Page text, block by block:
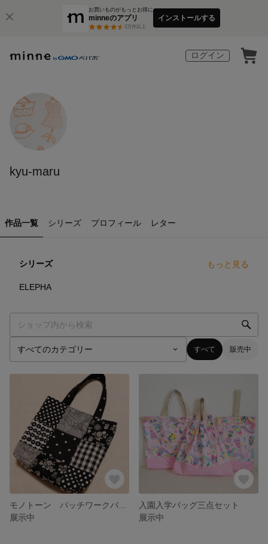
お買いものがもっとお得に
minneのアプリ
3万件以上
インストールする
ログイン
kyu-maru
作品一覧 シリーズ プロフィール レター
シリーズ もっと見る
ELEPHA
すべて 販売中
展示中
入園入学バッグ三点セット
展示中